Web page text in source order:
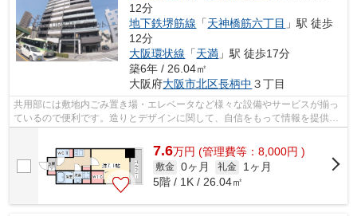
12分
地下鉄堺筋線 「天神橋筋六丁目 」駅 徒歩
12分
大阪環状線 「天満 」駅 徒歩17分
築6年 / 26.04㎡
大阪府大阪市北区長柄中 ３丁目
共用部には敷地内ごみ置き場・エレベータなど様々な設備やサービスが揃っ
ているので便利です。造りとデザインに関して、自信をもって情報を提供で
7.6万円 (管理費等：8,000円 )
敷金 0ヶ月 礼金
1ヶ月
5階 / 1K / 26.04㎡